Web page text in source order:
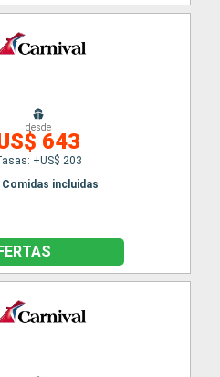
desde
643
+US$ 203
Comidas incluidas